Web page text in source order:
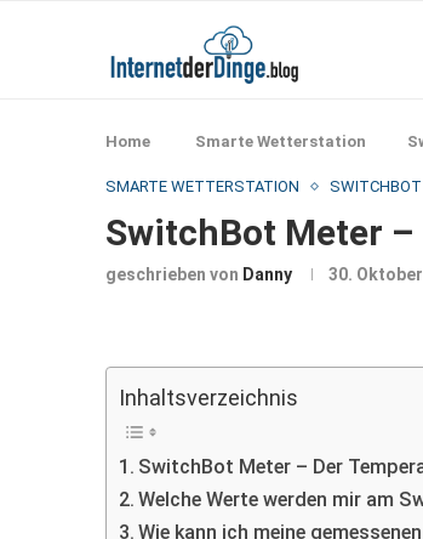
Home Smarte Wetterstation
SMARTE WETTERSTATION SWITCHBOT
SwitchBot Meter
geschrieben von Danny 30. Oktober
Inhaltsverzeichnis
SwitchBot Meter – Der
Welche Werte werden mir am
Wie kann ich meine